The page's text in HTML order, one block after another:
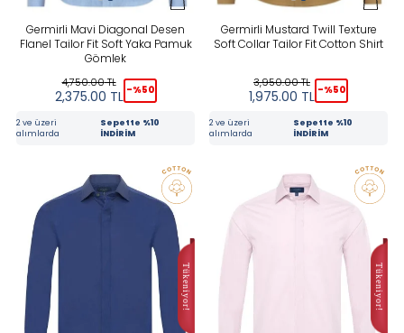
Sarı
PRICE
Tüm Filtreleri Kaldır Filter Selected
Germirli Mavi Diagonal Desen
Flanel Tailor Fit Soft Yaka Pamuk
Gömlek
4,750.00TL
2,375.00 TL -%50
2 ve üzeri
alımlarda
Sepette %10
İNDİRİM
Germirli Mustard Twill Texture
Soft Collar Tailor Fit Cotton Shirt
3,950.00TL
1,975.00 TL -%50
2 ve üzeri
alımlarda
Sepette %10
İNDİRİM